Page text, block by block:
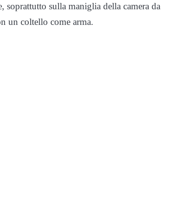
soprattutto sulla maniglia della camera da
un coltello come arma.